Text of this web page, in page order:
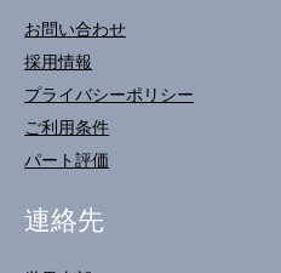
お問い合わせ
採用情報
プライバシーポリシー
ご利用条件
パート評価
連絡先